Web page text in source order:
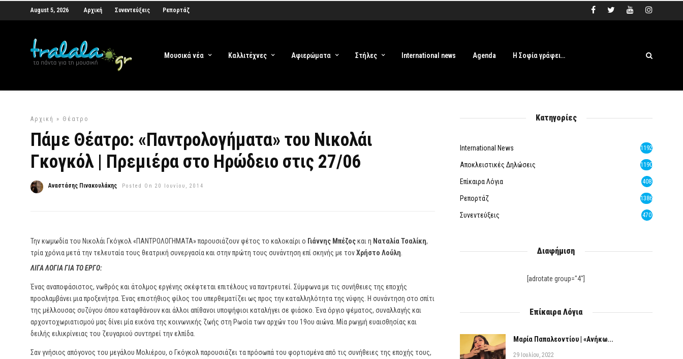
August 5, 2026 Αρχική Συνεντεύξεις Ρεπορτάζ
Μουσικά νέα Καλλιτέχνες Αφιερώματα Στήλες International news Agenda Η Σοφία γράφει…
Αρχική » Θέατρο
Πάμε Θέατρο: «Παντρολογήματα» του Νικολάι
Γκογκόλ | Πρεμιέρα στο Ηρώδειο στις 27/06
Αναστάσης Πινακουλάκης Posted On 20 Ιουνίου, 2014
Την κωμωδία του Νικολάι Γκόγκολ «ΠΑΝΤΡΟΛΟΓΗΜΑΤΑ» παρουσιάζουν φέτος το καλοκαίρι ο Γιάννης Μπέζοςκαι η Ναταλία Τσαλίκη,
τρία χρόνια μετά την τελευταία τους θεατρική συνεργασία και στην πρώτη τους συνάντηση επί σκηνής με τονΧρήστο Λούλη
ΛΙΓΑ ΛΟΓΙΑ ΓΙΑ ΤΟ ΕΡΓΟ:
Ένας αναποφάσιστος, νωθρός και άτολμος εργένης σκέφτεται επιτέλους να παντρευτεί. Σύμφωνα με τις συνήθειες της εποχής
προσλαμβάνει μια προξενήτρα. Ένας επιστήθιος φίλος του υπερθεματίζει ως προς την καταλληλότητα της νύφης. Η συνάντηση στο σπίτι
της μέλλουσας συζύγου όπου καταφθάνουν και άλλοι απίθανοι υποψήφιοι καταλήγει σε φιάσκο. Ένα όργιο ψέματος, συναλλαγής και
αρχοντοχωριατισμού μας δίνει μία εικόνα της κοινωνικής ζωής στη Ρωσία των αρχών του 19ου αιώνα. Μία ρωγμή ευαισθησίας και
δειλής ειλικρίνειας του ζευγαριού συντηρεί την ελπίδα.
Σαν γνήσιος απόγονος του μεγάλου Μολιέρου, ο Γκόγκολ παρουσιάζει τα πρόσωπά του φορτισμένα από τις συνήθειες της εποχής τους,
Κατηγορίες
International News 1192
Αποκλειστικές Δηλώσεις 1190
Επίκαιρα Λόγια 408
Ρεπορτάζ 1386
Συνεντεύξεις 470
Διαφήμιση
[adrotate group="4"]
Επίκαιρα Λόγια
Μαρία Παπαλεοντίου | «Ανήκω...
29 Ιουλίου, 2022